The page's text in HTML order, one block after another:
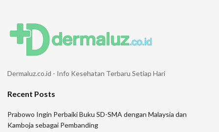
Dermaluz.co.id - Info Kesehatan Terbaru Setiap Hari
Recent Posts
Prabowo Ingin Perbaiki Buku SD-SMA dengan Malaysia dan
Kamboja sebagai Pembanding